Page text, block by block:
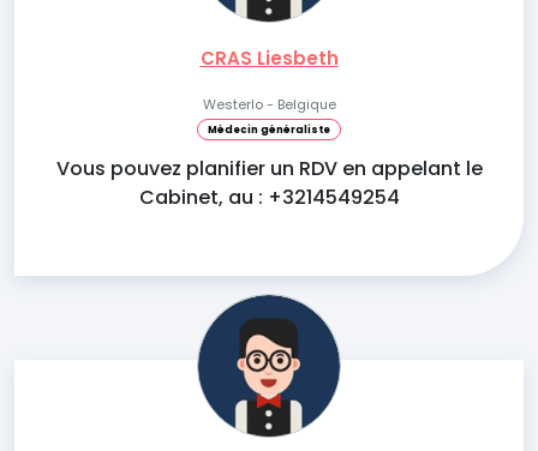
CRAS Liesbeth
Westerlo - Belgique
Médecin généraliste
Vous pouvez planifier un RDV en appelant le
Cabinet, au : +3214549254